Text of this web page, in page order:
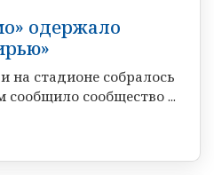
одержало
на стадионе собралось
сообщило сообщество ...